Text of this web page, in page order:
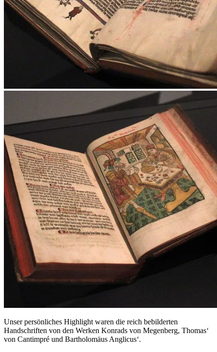
Unser persönliches Highlight waren die reich bebilderten
Handschriften von den Werken Konrads von Megenberg, Thomas‘
von Cantimpré und Bartholomäus Anglicus‘.